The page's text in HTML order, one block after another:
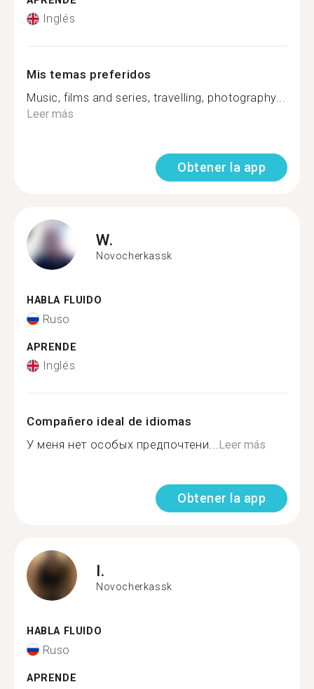
Inglés
Mis temas preferidos
Music, films and series, travelling, photography...
Leer más
Obtener la app
W.
Novocherkassk
HABLA FLUIDO
Ruso
APRENDE
Inglés
Compañero ideal de idiomas
У меня нет особых предпочтени...Leer más
Obtener la app
I.
Novocherkassk
HABLA FLUIDO
Ruso
APRENDE